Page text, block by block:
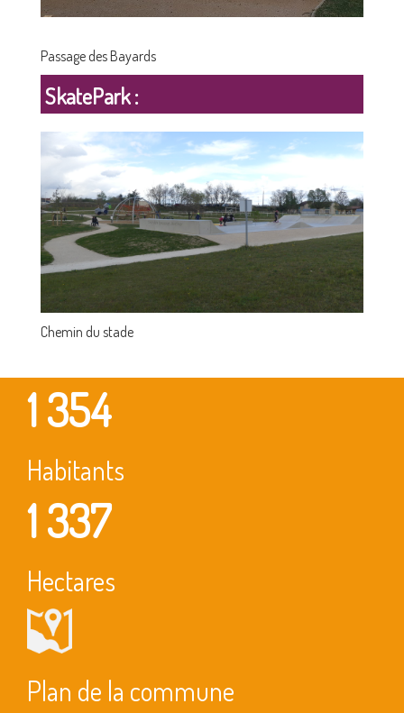
Passage des Bayards
SkatePark :
Chemin du stade
1 354
Habitants
1 337
Hectares
Plan de la commune